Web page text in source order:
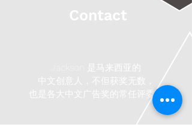
Jackson 是马来西亚的
中文创意人，不但获奖无数，
也是各大中文广告奖的 常任评委。
Contact